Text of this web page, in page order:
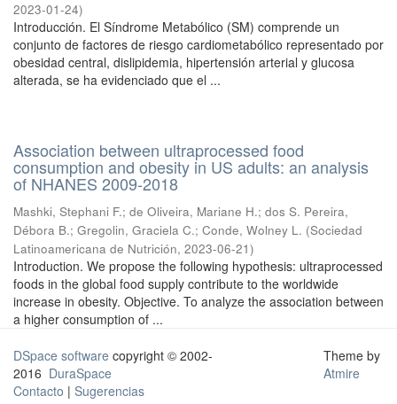
2023-01-24)
Introducción. El Síndrome Metabólico (SM) comprende un
conjunto de factores de riesgo cardiometabólico representado por
obesidad central, dislipidemia, hipertensión arterial y glucosa
alterada, se ha evidenciado que el ...
Association between ultraprocessed food
consumption and obesity in US adults: an analysis
of NHANES 2009-2018
Mashki, Stephani F.; de Oliveira, Mariane H.; dos S. Pereira,
Débora B.; Gregolin, Graciela C.; Conde, Wolney L. (Sociedad
Latinoamericana de Nutrición, 2023-06-21)
Introduction. We propose the following hypothesis: ultraprocessed
foods in the global food supply contribute to the worldwide
increase in obesity. Objective. To analyze the association between
a higher consumption of ...
DSpace software copyright © 2002-
2016 DuraSpace
Contacto | Sugerencias
Theme by
Atmire